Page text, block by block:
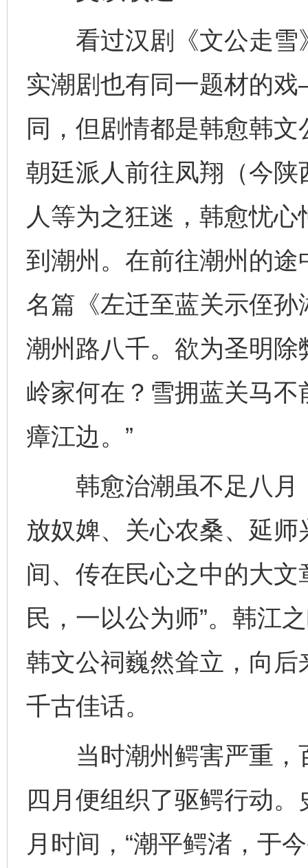
看过汉剧《文公走雪
实潮剧也有同一题材的
同，但剧情都是韩愈韩
朝廷派人前往凤翔（今
人等为之狂迷，韩愈忧
到潮州。在前往潮州的
名篇《左迁至蓝关示侄孙
潮州路八千。欲为圣明
岭家何在？雪拥蓝关马
瘴江边。”
韩愈治潮虽不足八月
放奴婢、关心农桑、延
间、传在民心之中的大
民，一以公为师”。韩江
韩文公祠巍然耸立，向
千古佳话。
当时潮州鳄害严重，
四月便组织了驱鳄行动
月时间，“潮平鳄渚，于